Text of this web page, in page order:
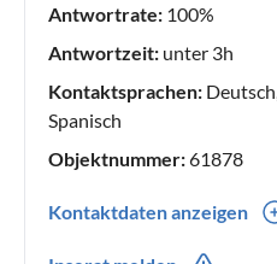
Antwortrate: 100%
Antwortzeit: unter 3h
Kontaktsprachen:
Spanisch
Objektnummer:61878
Kontaktdaten anzeigen